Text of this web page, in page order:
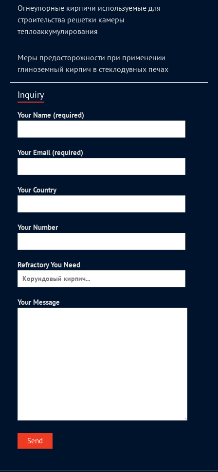
Огнеупорные кирпичи используемые для
строительства решетки камеры
теплоаккумулирования
Меры предосторожности при применении
глиноземный кирпич в стеклодувных печах
Inquiry
Your Name (required)
Your Email (required)
Your Country
Your Number
Refractory You Need
Your Message